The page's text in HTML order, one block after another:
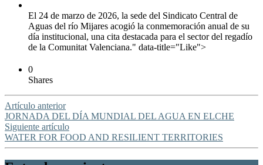
El 24 de marzo de 2026, la sede del Sindicato Central de
Aguas del río Mijares acogió la conmemoración anual de su
día institucional, una cita destacada para el sector del regadío
de la Comunitat Valenciana." data-title="Like">
0
Shares
Artículo anterior
JORNADA DEL DÍA MUNDIAL DEL AGUA EN ELCHE
Siguiente artículo
WATER FOR FOOD AND RESILIENT TERRITORIES